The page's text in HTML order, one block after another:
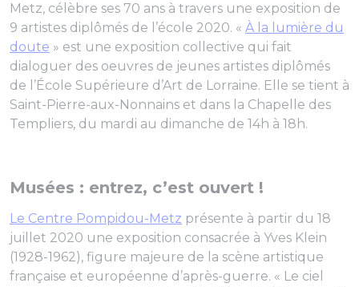
Metz, célèbre ses 70 ans à travers une exposition de
9 artistes diplômés de l’école 2020. « À la lumière du
doute » est une exposition collective qui fait
dialoguer des oeuvres de jeunes artistes diplômés
de l’École Supérieure d’Art de Lorraine. Elle se tient à
Saint-Pierre-aux-Nonnains et dans la Chapelle des
Templiers, du mardi au dimanche de 14h à 18h.
Musées : entrez, c’est ouvert !
Le Centre Pompidou-Metz présente à partir du 18
juillet 2020 une exposition consacrée à Yves Klein
(1928-1962), figure majeure de la scène artistique
française et européenne d’après-guerre. « Le ciel